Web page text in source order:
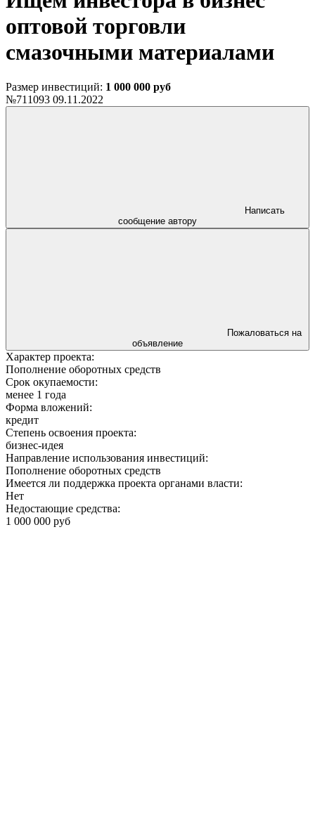
оптовой торговли
смазочными материалами
Размер инвестиций: 1 000 000 руб
№711093 09.11.2022
сообщение автору
объявление
Характер проекта:
Пополнение оборотных средств
Срок окупаемости:
менее 1 года
Форма вложений:
кредит
Степень освоения проекта:
бизнес-идея
Направление использования инвестиций:
Пополнение оборотных средств
Имеется ли поддержка проекта органами власти:
Нет
Недостающие средства:
1 000 000 руб